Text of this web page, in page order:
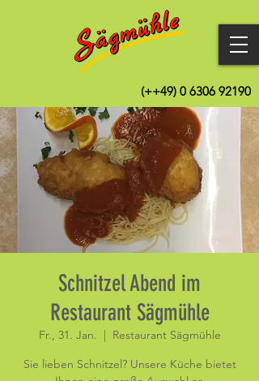
(++49) 0 6306 92190
Schnitzel Abend im
Restaurant Sägmühle
Fr., 31. Jan.
  |
Restaurant Sägmühle
Sie lieben Schnitzel? Unsere Küche bietet